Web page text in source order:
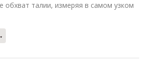
обхват талии, измеряя в самом узком